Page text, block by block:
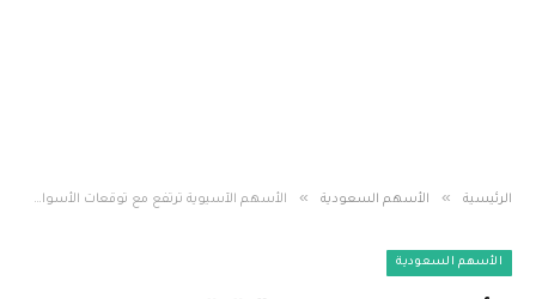
الرئيسية » الأسهم السعودية » الأسهم الآسيوية ترتفع مع توقعات الأسواق بخفض الفائدة الأمريكية
الأسهم السعودية